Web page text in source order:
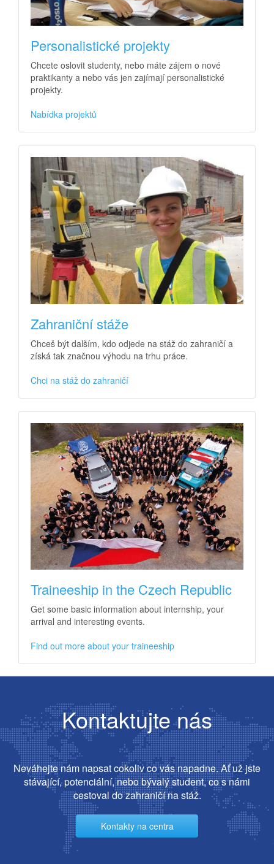
Personalistické projekty
Chcete oslovit studenty, nebo máte zájem o nové
praktikanty a nebo vás jen zajímají personalistické
projekty.
Nabídka projektů
Zahraniční stáže
Chceš být dalším, kdo odjede na stáž do zahraničí a
získá tak značnou výhodu na trhu práce.
Chci na stáž do zahraničí
Traineeship in the Czech Republic
Get some basic information about internship, your
arrival and interesting events.
Find out more about your traineeship
Kontaktujte nás
Neváhejte nám napsat cokoliv co vás napadne. Ať už jste
stávající, potenciální, nebo bývalý student, co s námi
cestoval do zahraničí na stáž.
Kontakty na centra